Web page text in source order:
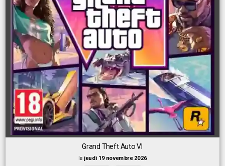
Grand Theft Auto VI
le jeudi 19 novembre 2026